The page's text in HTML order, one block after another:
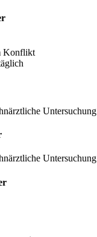
Konflikt
Untersuchung
Untersuchung